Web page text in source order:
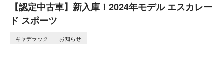
【認定中古車】新入庫！2024年モデル エスカレー
ド スポーツ
キャデラック お知らせ